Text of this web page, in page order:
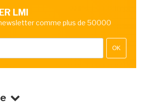
LMI
comme plus de 50000
OK